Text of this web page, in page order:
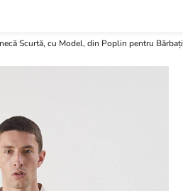
Scurtă, cu Model, din Poplin pentru Bărbați